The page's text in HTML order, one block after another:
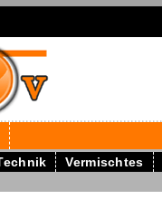
Vermischtes